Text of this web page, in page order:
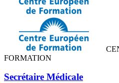
FORMATION
Secrétaire Médicale